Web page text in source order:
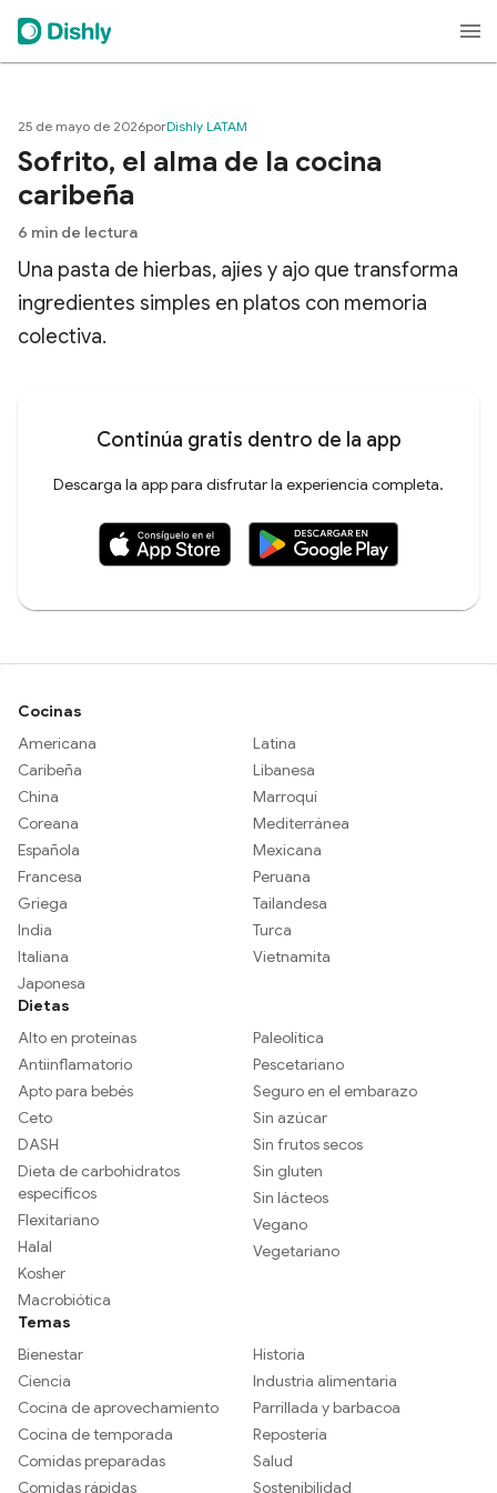
25 de mayo de 2026porDishly LATAM
Sofrito, el alma de la cocina
caribeña
6 min de lectura
Una pasta de hierbas, ajíes y ajo que transforma
ingredientes simples en platos con memoria
colectiva.
Continúa gratis dentro de la app
Descarga la app para disfrutar la experiencia completa.
Cocinas
Americana
Caribeña
China
Coreana
Española
Francesa
Griega
India
Italiana
Japonesa
Latina
Libanesa
Marroquí
Mediterránea
Mexicana
Peruana
Tailandesa
Turca
Vietnamita
Dietas
Alto en proteínas
Antiinflamatorio
Apto para bebés
Ceto
DASH
Dieta de carbohidratos
específicos
Flexitariano
Halal
Kosher
Macrobiótica
Paleolítica
Pescetariano
Seguro en el embarazo
Sin azúcar
Sin frutos secos
Sin gluten
Sin lácteos
Vegano
Vegetariano
Temas
Bienestar
Ciencia
Cocina de aprovechamiento
Cocina de temporada
Comidas preparadas
Comidas rápidas
Historia
Industria alimentaria
Parrillada y barbacoa
Repostería
Salud
Sostenibilidad